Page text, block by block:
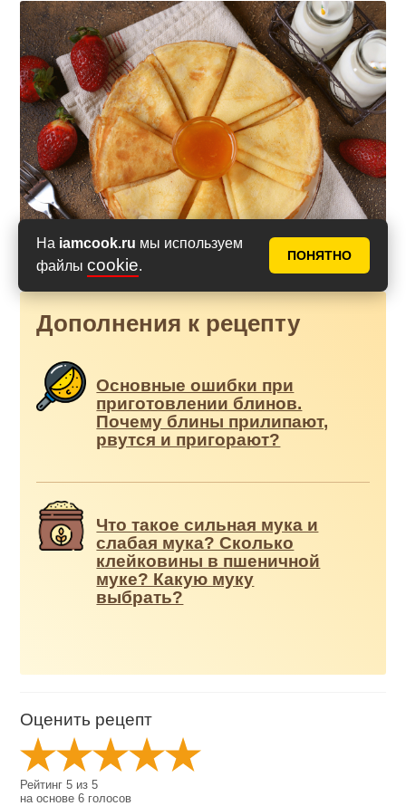
На iamcook.ru мы используем
файлы cookie.
ПОНЯТНО
Дополнения к рецепту
Основные ошибки при
приготовлении блинов.
Почему блины прилипают,
рвутся и пригорают?
Что такое сильная мука и
слабая мука? Сколько
клейковины в пшеничной
муке? Какую муку
выбрать?
Оценить рецепт
Рейтинг5 из5
на основе6 голосов